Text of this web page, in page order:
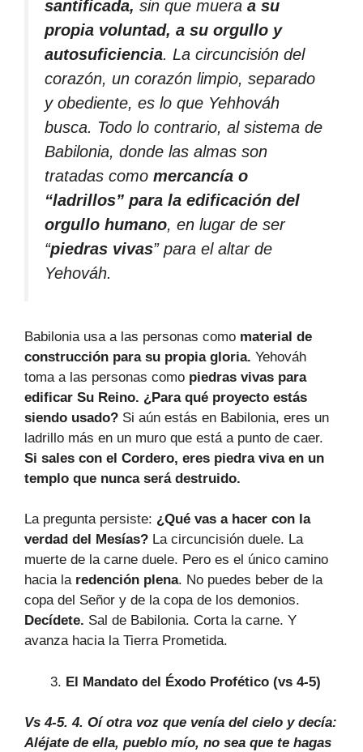
santificada, sin que muera a su
propia voluntad, a su orgullo y
autosuficiencia. La circuncisión del
corazón, un corazón limpio, separado
y obediente, es lo que Yehhováh
busca. Todo lo contrario, al sistema de
Babilonia, donde las almas son
tratadas como mercancía o
“ladrillos” para la edificación del
orgullo humano, en lugar de ser
“piedras vivas” para el altar de
Yehováh.
Babilonia usa a las personas como material de
construcción para su propia gloria. Yehováh
toma a las personas como piedras vivas para
edificar Su Reino. ¿Para qué proyecto estás
siendo usado? Si aún estás en Babilonia, eres un
ladrillo más en un muro que está a punto de caer.
Si sales con el Cordero, eres piedra viva en un
templo que nunca será destruido.
La pregunta persiste: ¿Qué vas a hacer con la
verdad del Mesías? La circuncisión duele. La
muerte de la carne duele. Pero es el único camino
hacia la redención plena. No puedes beber de la
copa del Señor y de la copa de los demonios.
Decídete. Sal de Babilonia. Corta la carne. Y
avanza hacia la Tierra Prometida.
El Mandato del Éxodo Profético (vs 4-5)
Vs 4-5. 4. Oí otra voz que venía del cielo y decía:
Aléjate de ella, pueblo mío, no sea que te hagas